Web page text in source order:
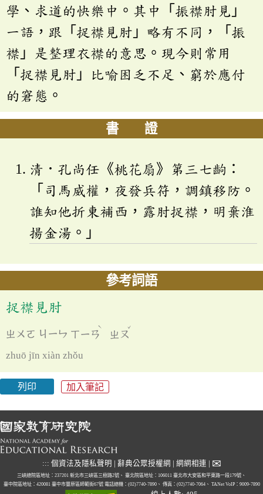
學、求道的快樂中。其中「振襟肘見」
一語，跟「捉襟見肘」略有不同，「振
襟」是整理衣襟的意思。現今則常用
「捉襟見肘」比喻困乏不足、窮於應付
的窘態。
書 證
清．孔尚任《桃花扇》第三七齣：
「司馬威權，夜發兵符，調鎮移防。
誰知他折東補西，露肘捉襟，明棄淮
揚金湯。」
參考詞語
捉襟見肘
ㄓㄨㄛ ㄐㄧㄣ ㄒㄧㄢ
ˋ
ㄓㄡ
ˇ
zhuō jīn xiàn zhǒu
列印 加入筆記
::: 個資法及隱私聲明 | 辭典公眾授權網 | 網網相連 | ✉
三峽總院區地址：237201 新北市三峽區三樹路2號、 臺北院區地址：106011 臺北市大安區和平東路一段179號、
臺中院區地址：420081 臺中市豐原區師範街67號 電話總機：(02)7740-7890、 傳真：(02)7740-7064、 TANet VoIP：9009-7890